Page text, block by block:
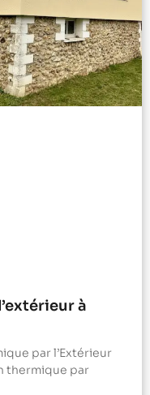
à
par l’Extérieur
thermique par